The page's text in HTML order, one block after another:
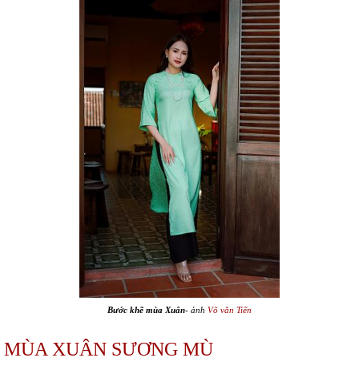
Bước khẽ mùa Xuân- ảnh Võ văn Tiến
MÙA XUÂN SƯƠNG MÙ